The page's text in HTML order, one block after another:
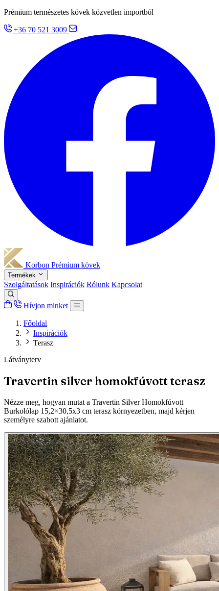
Prémium természetes kövek közvetlen importból
+36 70 521 3009
Korbon Prémium kövek
Termékek
Szolgáltatások Inspirációk Rólunk Kapcsolat
Hívjon minket
Főoldal
Inspirációk
Terasz
Látványterv
Travertin silver homokfúvott terasz
Nézze meg, hogyan mutat a Travertin Silver Homokfúvott
Burkolólap 15,2×30,5x3 cm terasz környezetben, majd kérjen
személyre szabott ajánlatot.